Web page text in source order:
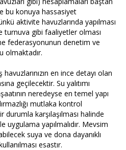
bu konuya hassasiyet
aktivite havuzlarında yapılması
turnuva gibi faaliyetler olması
federasyonunun denetim ve
olmaktadır.
en ince detayı olan
geçilecektir. Su yalıtımı
neredeyse en temel yapı
mutlaka kontrol
durumla karşılaşılması halinde
uygulama yapılmalıdır. Mevsim
suya ve dona dayanıklı
esastır.